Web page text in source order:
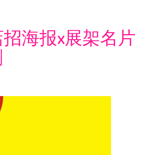
海报x展架名片